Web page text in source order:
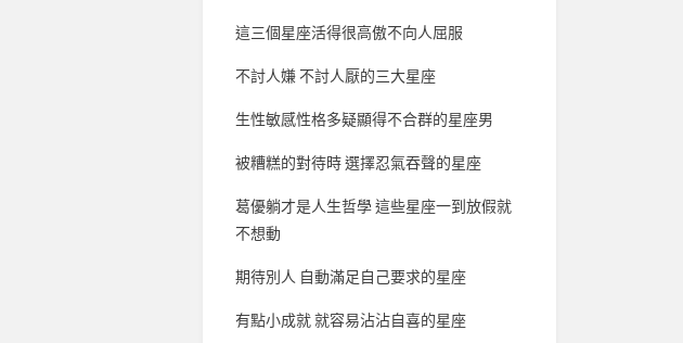
這三個星座活得很高傲不向人屈服
不討人嫌 不討人厭的三大星座
生性敏感性格多疑顯得不合群的星座男
被糟糕的對待時 選擇忍氣吞聲的星座
葛優躺才是人生哲學 這些星座一到放假就
不想動
期待別人 自動滿足自己要求的星座
有點小成就 就容易沾沾自喜的星座